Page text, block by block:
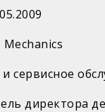
Mechanics
сервисное
директора